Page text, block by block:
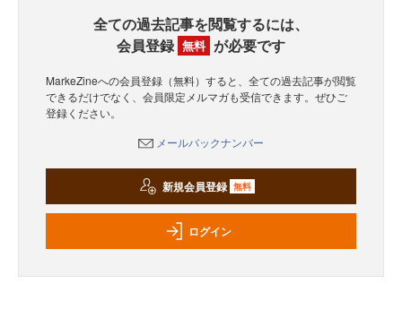
全ての過去記事を閲覧するには、
会員登録 無料 が必要です
MarkeZineへの会員登録（無料）すると、全ての過去記事が閲覧
できるだけでなく、会員限定メルマガも受信できます。ぜひご
登録ください。
メールバックナンバー
新規会員登録 無料
ログイン